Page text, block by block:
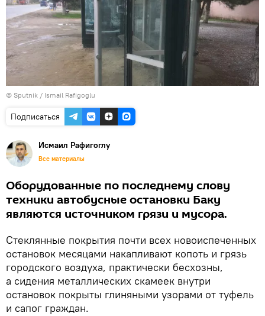
© Sputnik / Ismail Rafigoglu
Подписаться
Исмаил Рафигоглу
Все материалы
Оборудованные по последнему слову
техники автобусные остановки Баку
являются источником грязи и мусора.
Стеклянные покрытия почти всех новоиспеченных
остановок месяцами накапливают копоть и грязь
городского воздуха, практически бесхозны,
а сидения металлических скамеек внутри
остановок покрыты глиняными узорами от туфель
и сапог граждан.